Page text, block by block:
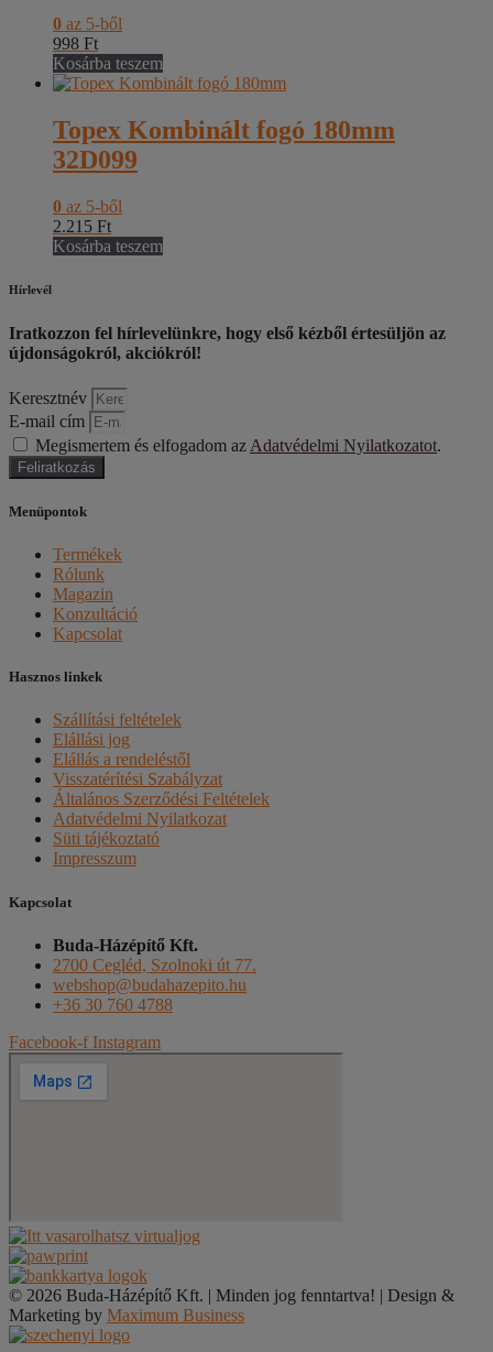
0 az 5-ből
998 Ft
Kosárba teszem
Topex Kombinált fogó 180mm
32D099
0 az 5-ből
2.215 Ft
Kosárba teszem
Hírlevél
Iratkozzon fel hírlevelünkre, hogy első kézből értesüljön az
újdonságokról, akciókról!
Keresztnév
E-mail cím
Megismertem és elfogadom az Adatvédelmi Nyilatkozatot.
Feliratkozás
Menüpontok
Termékek
Rólunk
Magazin
Konzultáció
Kapcsolat
Hasznos linkek
Szállítási feltételek
Elállási jog
Elállás a rendeléstől
Visszatérítési Szabályzat
Általános Szerződési Feltételek
Adatvédelmi Nyilatkozat
Süti tájékoztató
Impresszum
Kapcsolat
Buda-Házépítő Kft.
2700 Cegléd, Szolnoki út 77.
webshop@budahazepito.hu
+36 30 760 4788
Facebook-f Instagram
© 2026 Buda-Házépítő Kft. | Minden jog fenntartva! | Design &
Marketing by Maximum Business